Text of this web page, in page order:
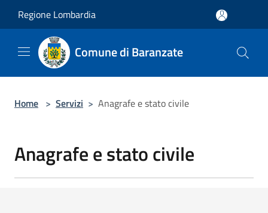
Regione Lombardia
Comune di Baranzate
Home > Servizi > Anagrafe e stato civile
Anagrafe e stato civile